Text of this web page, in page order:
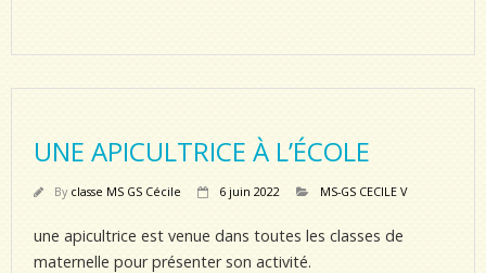
UNE APICULTRICE À L’ÉCOLE
By classe MS GS Cécile 6 juin 2022 MS-GS CECILE V
une apicultrice est venue dans toutes les classes de
maternelle pour présenter son activité.